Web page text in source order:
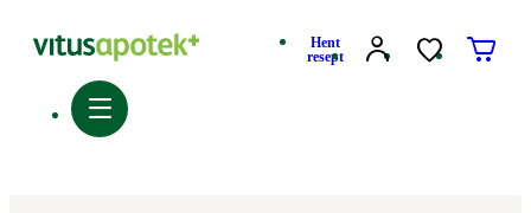
Hent
resept